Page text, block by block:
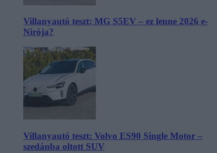
Villanyautó teszt: MG S5EV – ez lenne 2026 e-
Nirója?
Villanyautó teszt: Volvo ES90 Single Motor –
szedánba oltott SUV